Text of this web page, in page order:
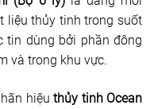
liệu thủy tinh trong suốt
tin dùng bởi phần đông
và trong khu vực.
hiệuthủy tinh Ocean